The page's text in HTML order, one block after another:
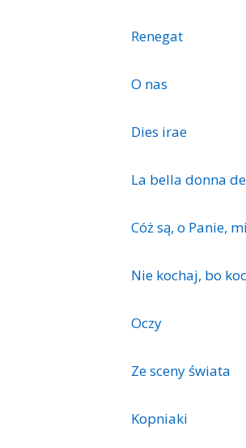
Renegat
O nas
Dies irae
La bella donna
Cóż są, o Panie,
Nie kochaj, bo
Oczy
Ze sceny świata
Kopniaki